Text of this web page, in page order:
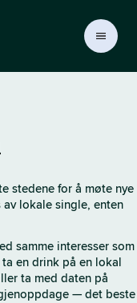
stedene for å møte nye
lokale single, enten
samme interesser som
en drink på en lokal
ta med daten på
— det beste